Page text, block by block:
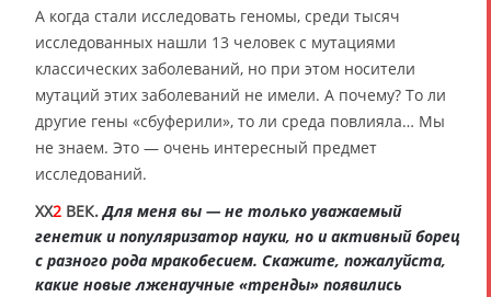
А когда стали исследовать геномы, среди тысяч
исследованных нашли 13 человек с мутациями
классических заболеваний, но при этом носители
мутаций этих заболеваний не имели. А почему? То ли
другие гены «сбуферили», то ли среда повлияла… Мы
не знаем. Это — очень интересный предмет
исследований.
XX2 ВЕК. Для меня вы — не только уважаемый
генетик и популяризатор науки, но и активный борец
с разного рода мракобесием. Скажите, пожалуйста,
какие новые лженаучные «тренды» появились